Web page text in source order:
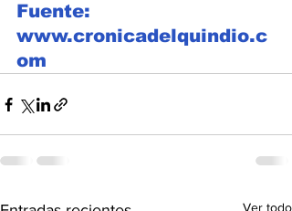
Fuente:
www.cronicadelquindio.c
om
Ver todo